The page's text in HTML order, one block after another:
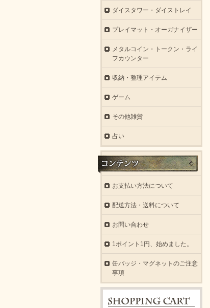
ダイスタワー・ダイストレイ
プレイマット・オーガナイザー
メタルコイン・トークン・ライ
フカウンター
収納・整理アイテム
ゲーム
その他雑貨
占い
お支払い方法について
配送方法・送料について
お問い合わせ
1ポイント1円、始めました。
缶バッジ・マグネットのご注意
事項